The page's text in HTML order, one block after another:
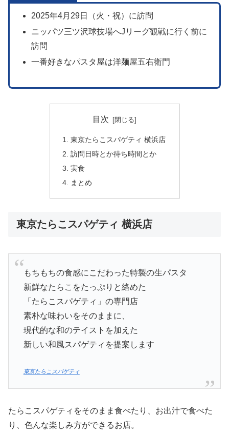
2025年4月29日（火・祝）に訪問
ニッパツ三ツ沢球技場へJリーグ観戦に行く前に
訪問
一番好きなパスタ屋は洋麺屋五右衛門
目次
東京たらこスパゲティ 横浜店
訪問日時とか待ち時間とか
実食
まとめ
東京たらこスパゲティ 横浜店
もちもちの食感にこだわった特製の生パスタ
新鮮なたらこをたっぷりと絡めた
「たらこスパゲティ」の専門店
素朴な味わいをそのままに、
現代的な和のテイストを加えた
新しい和風スパゲティを提案します
東京たらこスパゲティ
たらこスパゲティをそのまま食べたり、お出汁で食べた
り、色んな楽しみ方ができるお店。